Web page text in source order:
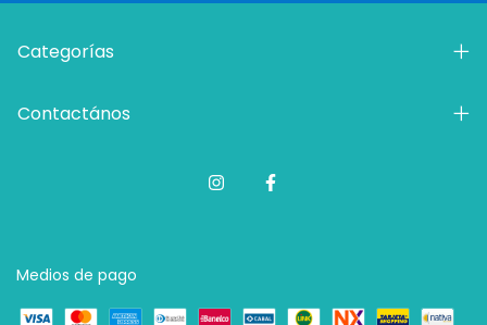
Categorías
Contactános
Medios de pago